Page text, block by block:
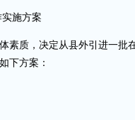
施方案
素质，决定从县外引进一批
下方案：